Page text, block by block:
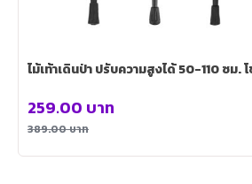
ไม้เท้าเดินป่า ปรับความสูงได้ 50-110 ซม.
389.00บาท
259.00 บาท